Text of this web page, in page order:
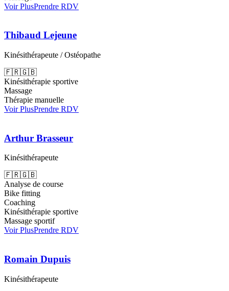
Voir PlusPrendre RDV
Thibaud Lejeune
Kinésithérapeute / Ostéopathe
🇫🇷🇬🇧
Kinésithérapie sportive
Massage
Thérapie manuelle
Voir PlusPrendre RDV
Arthur Brasseur
Kinésithérapeute
🇫🇷🇬🇧
Analyse de course
Bike fitting
Coaching
Kinésithérapie sportive
Massage sportif
Voir PlusPrendre RDV
Romain Dupuis
Kinésithérapeute